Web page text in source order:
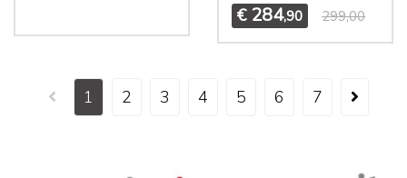
€ 284,90 299,00
1 2 3 4 5 6 7